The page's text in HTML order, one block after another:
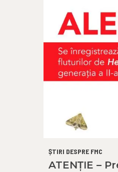
ȘTIRI DESPRE FMC
ATENȚIE –